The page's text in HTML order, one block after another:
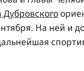
На ней и